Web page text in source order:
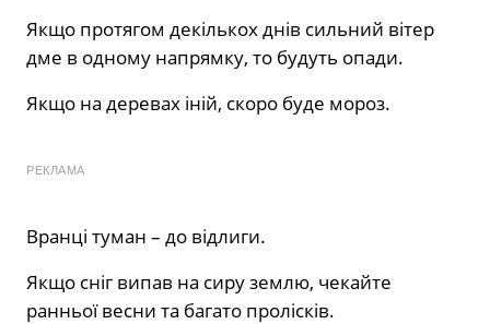
Якщо протягом декількох днів сильний вітер
дме в одному напрямку, то будуть опади.
Якщо на деревах іній, скоро буде мороз.
РЕКЛАМА
Вранці туман – до відлиги.
Якщо сніг випав на сиру землю, чекайте
ранньої весни та багато пролісків.